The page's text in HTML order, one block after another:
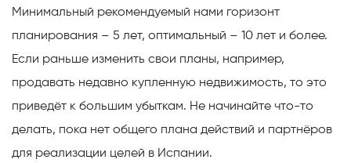
Минимальный рекомендуемый нами горизонт
планирования – 5 лет, оптимальный – 10 лет и более.
Если раньше изменить свои планы, например,
продавать недавно купленную недвижимость, то это
приведёт к большим убыткам. Не начинайте что-то
делать, пока нет общего плана действий и партнёров
для реализации целей в Испании.